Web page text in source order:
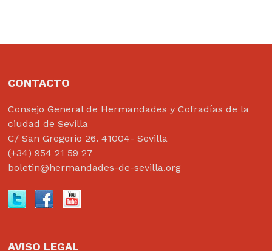
CONTACTO
Consejo General de Hermandades y Cofradías de la
ciudad de Sevilla
C/ San Gregorio 26. 41004- Sevilla
(+34) 954 21 59 27
boletin@hermandades-de-sevilla.org
AVISO LEGAL